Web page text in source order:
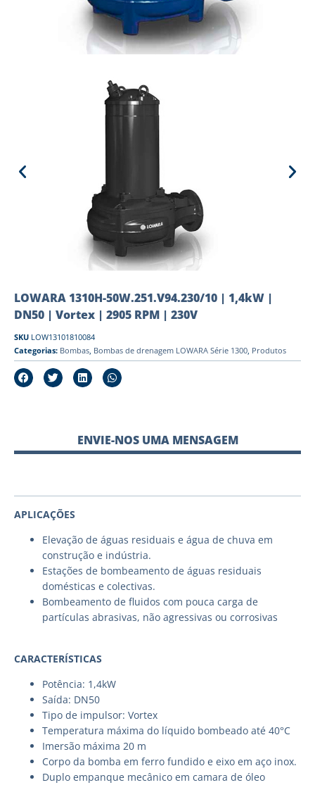
LOWARA 1310H-50W.251.V94.230/10 | 1,4kW |
DN50 | Vortex | 2905 RPM | 230V
SKU LOW13101810084
Categorias: Bombas, Bombas de drenagem LOWARA Série 1300, Produtos
ENVIE-NOS UMA MENSAGEM
APLICAÇÕES
Elevação de águas residuais e água de chuva em
construção e indústria.
Estações de bombeamento de águas residuais
domésticas e colectivas.
Bombeamento de fluidos com pouca carga de
partículas abrasivas, não agressivas ou corrosivas
CARACTERÍSTICAS
Potência: 1,4kW
Saída: DN50
Tipo de impulsor: Vortex
Temperatura máxima do líquido bombeado até 40°C
Imersão máxima 20 m
Corpo da bomba em ferro fundido e eixo em aço inox.
Duplo empanque mecânico em camara de óleo